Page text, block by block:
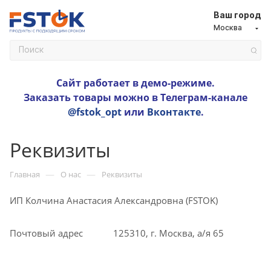
Ваш город
Москва
Сайт работает в демо-режиме.
Заказать товары можно в Телеграм-канале
@fstok_optили Вконтакте.
Реквизиты
Главная — О нас — Реквизиты
ИП Колчина Анастасия Александровна (FSTOK)
Почтовый адрес 125310, г. Москва, а/я 65